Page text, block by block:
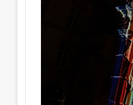
1 avant le cinéma plein